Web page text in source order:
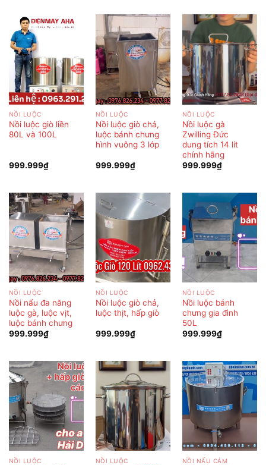
NỒI LUỘC
Nồi luộc giò liền
80L và 100L
999.999₫
NỒI LUỘC
Nồi luộc giò chả,
luộc bánh chưng
hình vuông 3 lớp
999.999₫
NỒI LUỘC
Nồi luộc gà
Zwilling Đức
dung tích 14 lít
chính hãng
999.999₫
NỒI LUỘC
Nồi nấu đa năng
luộc gà, luộc vịt,
luộc bánh chưng
999.999₫
NỒI LUỘC
Nồi luộc giò chả,
luộc thịt, hấp giò
999.999₫
NỒI LUỘC
Nồi luộc bánh
chưng gia đình
50L
999.999₫
NỒI LUỘC NỒI LUỘC NỒI NẤU CÁM